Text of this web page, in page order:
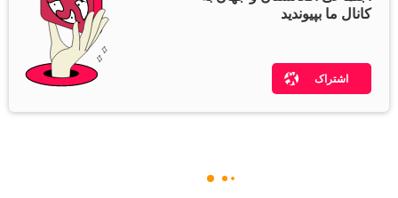
کانال ما بپیوندید
اشتراک